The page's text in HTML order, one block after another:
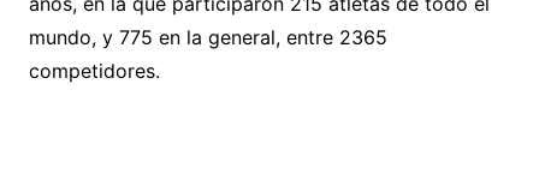
mundo, y 775 en la general, entre 2365
competidores.